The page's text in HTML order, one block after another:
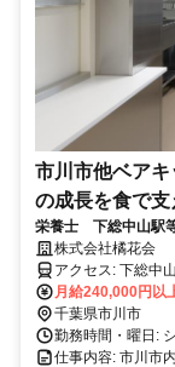
市川市他ベア
の成長を食で
栄養士 下総中山
株式会社橘花会
アクセス:
月給240,000円以
千葉県市川市
勤務時間・曜日:
仕事内容: 市川市